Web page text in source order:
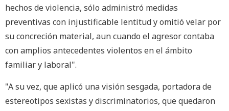
hechos de violencia, sólo administró medidas
preventivas con injustificable lentitud y omitió velar por
su concreción material, aun cuando el agresor contaba
con amplios antecedentes violentos en el ámbito
familiar y laboral".
"A su vez, que aplicó una visión sesgada, portadora de
estereotipos sexistas y discriminatorios, que quedaron